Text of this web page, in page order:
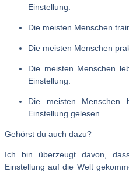
Einstellung.
Die meisten Menschen
Die meisten Menschen
Die meisten Menschen
Einstellung.
Die meisten
Einstellung gelesen.
Gehörst du auch dazu?
Ich bin überzeugt davon,
Einstellung auf die Welt